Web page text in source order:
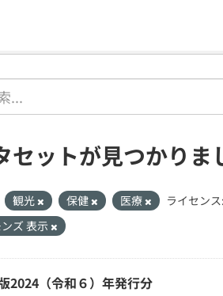
セットが見つかりま
観光 保健 医療
ライセンス:
ズ 表示
2024（令和６）年発行分